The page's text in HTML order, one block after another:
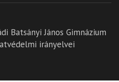
Batsányi János Gimnázium
irányelvei